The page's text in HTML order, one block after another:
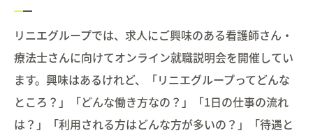
リニエグループでは、求人にご興味のある看護師さん・
療法士さんに向けてオンライン就職説明会を開催してい
ます。興味はあるけれど、「リニエグループってどんな
ところ？」「どんな働き方なの？」「1日の仕事の流れ
は？」「利用される方はどんな方が多いの？」「待遇と